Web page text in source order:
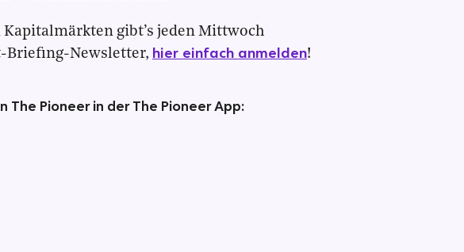
Kapitalmärkten gibt’s jeden Mittwoch
Briefing-Newsletter, hier einfach anmelden!
The Pioneer in der The Pioneer App: